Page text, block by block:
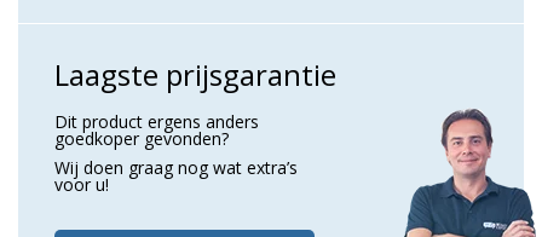
Laagste prijsgarantie
Dit product ergens anders
goedkoper gevonden?
Wij doen graag nog wat extra’s
voor u!